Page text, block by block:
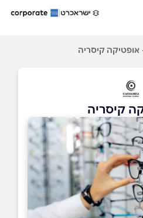
אופטיקה קיסריה
קיסריה